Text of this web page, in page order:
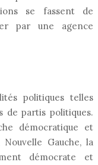
se fassent de
par une agence
politiques telles
de partis politiques.
démocratique et
Gauche, la
démocrate et